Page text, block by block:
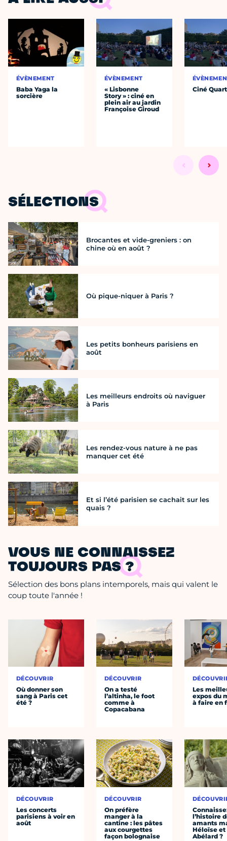
ÉVÈNEMENT
Baba Yaga la
sorcière
ÉVÈNEMENT
« Lisbonne
Story » : ciné en
plein air au jardin
Françoise Giroud
Ciné
SÉLECTIONS
Brocantes et vide-greniers : on
chine où en août ?
Où pique-niquer à Paris ?
Les petits bonheurs parisiens en
août
Les meilleurs endroits où naviguer
à Paris
Les rendez-vous nature à ne pas
manquer cet été
Et si l’été parisien se cachait sur les
quais ?
VOUS NE CONNAISSEZ
TOUJOURS PAS ?
Sélection des bons plans intemporels, mais qui valent le
coup toute l'année !
DÉCOUVRIR
Où donner son
sang à Paris cet
été ?
DÉCOUVRIR
Les concerts
parisiens à voir en
août
DÉCOUVRIR
On a testé
l’altinha, le foot
comme à
Copacabana
DÉCOUVRIR
On préfère
manger à la
cantine : les pâtes
aux courgettes
façon bolognaise
Les
expos du
à faire en
l’histoire
amants
Héloïse et
Abélard ?